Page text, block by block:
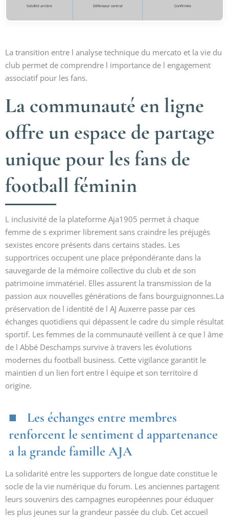
Solidité arrière Défenseur central Confirmée
La transition entre l analyse technique du mercato et la vie du
club permet de comprendre l importance de l engagement
associatif pour les fans.
La communauté en ligne
offre un espace de partage
unique pour les fans de
football féminin
L inclusivité de la plateforme Aja1905 permet à chaque
femme de s exprimer librement sans craindre les préjugés
sexistes encore présents dans certains stades. Les
supportrices occupent une place prépondérante dans la
sauvegarde de la mémoire collective du club et de son
patrimoine immatériel. Elles assurent la transmission de la
passion aux nouvelles générations de fans bourguignonnes.La
préservation de l identité de l AJ Auxerre passe par ces
échanges quotidiens qui dépassent le cadre du simple résultat
sportif. Les femmes de la communauté veillent à ce que l âme
de l Abbé Deschamps survive à travers les évolutions
modernes du football business. Cette vigilance garantit le
maintien d un lien fort entre l équipe et son territoire d
origine.
Les échanges entre membres
renforcent le sentiment d appartenance
a la grande famille AJA
La solidarité entre les supporters de longue date constitue le
socle de la vie numérique du forum. Les anciennes partagent
leurs souvenirs des campagnes européennes pour éduquer
les plus jeunes sur la grandeur passée du club. Cet accueil